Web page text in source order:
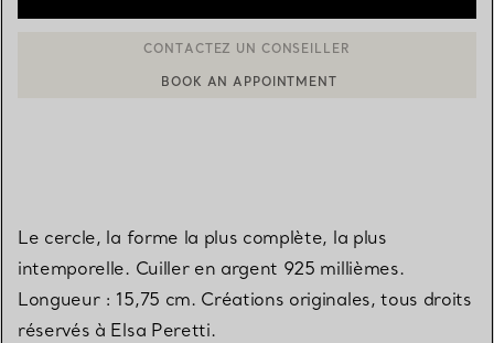
CONTACTER UN CONSEILLER CLIENT OU PRENDRE RENDEZ-
Le cercle, la forme la plus complète, la plus
intemporelle. Cuiller en argent 925 millièmes.
Longueur : 15,75 cm. Créations originales, tous droits
réservés à Elsa Peretti.